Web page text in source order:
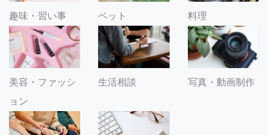
趣味・習い事 ペット 料理
美容・ファッシ
ョン
生活相談 写真・動画制作